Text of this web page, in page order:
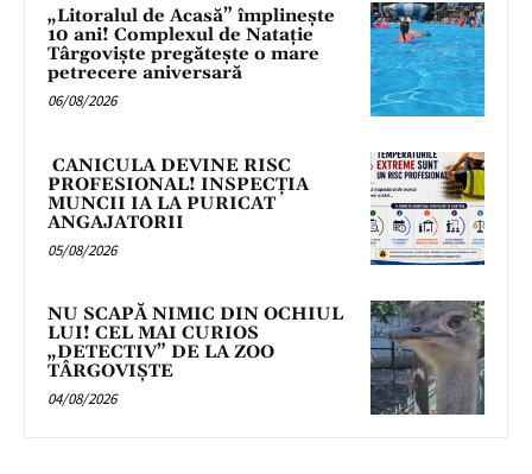
„Litoralul de Acasă” împlinește
10 ani! Complexul de Natație
Târgoviște pregătește o mare
petrecere aniversară
06/08/2026
CANICULA DEVINE RISC
PROFESIONAL! INSPECȚIA
MUNCII IA LA PURICAT
ANGAJATORII
05/08/2026
NU SCAPĂ NIMIC DIN OCHIUL
LUI! CEL MAI CURIOS
„DETECTIV” DE LA ZOO
TÂRGOVIȘTE
04/08/2026